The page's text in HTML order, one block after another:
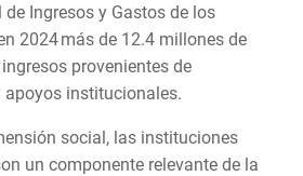
Ingresos y Gastos de los
2024 más de 12.4 millones de
provenientes de
apoyos institucionales.
social, las instituciones
un componente relevante de la